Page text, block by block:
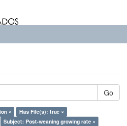
Go
×
Has File(s): true ×
Subject: Post-weaning growing rate ×